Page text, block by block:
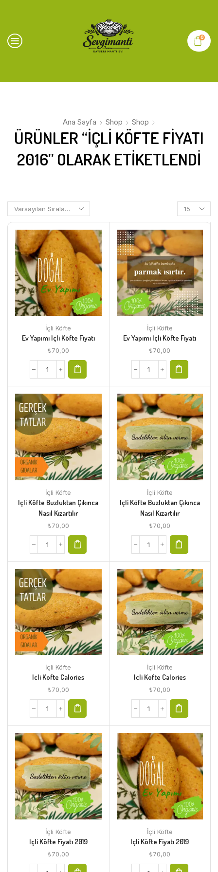
0
Ana Sayfa Shop Shop
ÜRÜNLER “IÇLI KÖFTE FIYATI
2016” OLARAK ETIKETLENDI
İçli Köfte
Ev Yapımı Içli Köfte Fiyatı
₺70,00
İçli Köfte
Ev Yapımı Içli Köfte Fiyatı
₺70,00
İçli Köfte
Içli Köfte Buzluktan Çıkınca
Nasıl Kızartılır
₺70,00
İçli Köfte
Içli Köfte Buzluktan Çıkınca
Nasıl Kızartılır
₺70,00
İçli Köfte
Icli Kofte Calories
₺70,00
İçli Köfte
Icli Kofte Calories
₺70,00
İçli Köfte
Içli Köfte Fiyatı 2019
₺70,00
İçli Köfte
Içli Köfte Fiyatı 2019
₺70,00